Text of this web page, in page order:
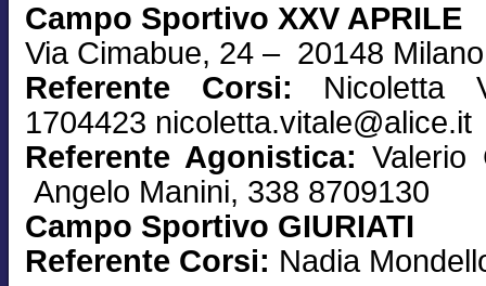
Campo Sportivo XXV APRILE
Via Cimabue, 24 – 20148 Milano
Referente Corsi: Nicoletta
1704423 nicoletta.vitale@alice.it
Referente Agonistica:Valerio
Angelo Manini, 338 8709130
Campo Sportivo GIURIATI
Referente Corsi: Nadia